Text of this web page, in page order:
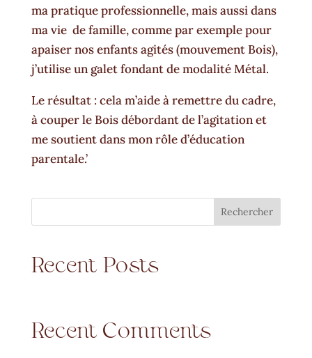
ma pratique professionnelle, mais aussi dans
ma vie de famille, comme par exemple pour
apaiser nos enfants agités (mouvement Bois),
j’utilise un galet fondant de modalité Métal.
Le résultat : cela m’aide à remettre du cadre,
à couper le Bois débordant de l’agitation et
me soutient dans mon rôle d’éducation
parentale.’
Rechercher
Recent Posts
Recent Comments